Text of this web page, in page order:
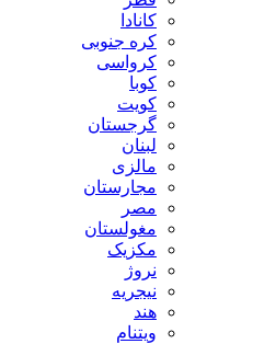
کانادا
کره جنوبی
کرواسی
کوبا
کویت
گرجستان
لبنان
مالزی
مجارستان
مصر
مغولستان
مکزیک
نروژ
نیجریه
هند
ویتنام